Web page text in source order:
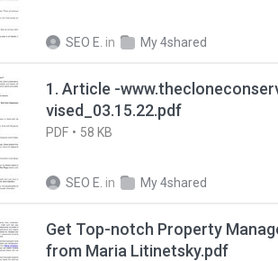
SEO E. in My 4shared
1. Article -
vised_03.15.22.pdf
PDF 58 KB
SEO E. in My 4shared
Get Top-notch Property
from Maria Litinetsky.pdf